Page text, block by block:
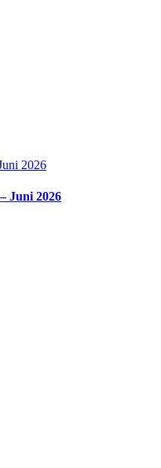
2026
Juni 2026